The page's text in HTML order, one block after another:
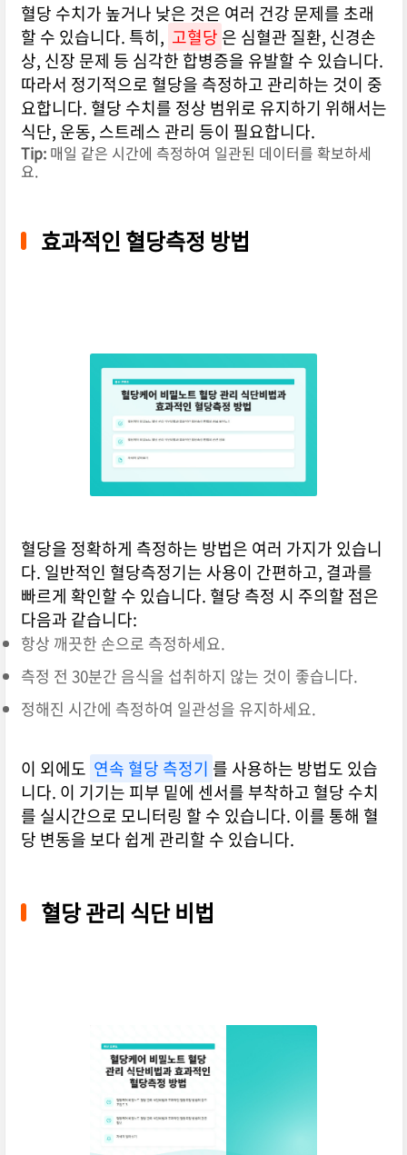
혈당 수치가 높거나 낮은 것은 여러 건강 문제를 초래
할 수 있습니다. 특히, 고혈당 은 심혈관 질환, 신경손
상, 신장 문제 등 심각한 합병증을 유발할 수 있습니다.
따라서 정기적으로 혈당을 측정하고 관리하는 것이 중
요합니다. 혈당 수치를 정상 범위로 유지하기 위해서는
식단, 운동, 스트레스 관리 등이 필요합니다.
Tip:매일 같은 시간에 측정하여 일관된 데이터를 확보하세
요.
효과적인 혈당측정 방법
혈당을 정확하게 측정하는 방법은 여러 가지가 있습니
다. 일반적인 혈당측정기는 사용이 간편하고, 결과를
빠르게 확인할 수 있습니다. 혈당 측정 시 주의할 점은
다음과 같습니다:
항상 깨끗한 손으로 측정하세요.
측정 전 30분간 음식을 섭취하지 않는 것이 좋습니다.
정해진 시간에 측정하여 일관성을 유지하세요.
이 외에도 연속 혈당 측정기 를 사용하는 방법도 있습
니다. 이 기기는 피부 밑에 센서를 부착하고 혈당 수치
를 실시간으로 모니터링 할 수 있습니다. 이를 통해 혈
당 변동을 보다 쉽게 관리할 수 있습니다.
혈당 관리 식단 비법